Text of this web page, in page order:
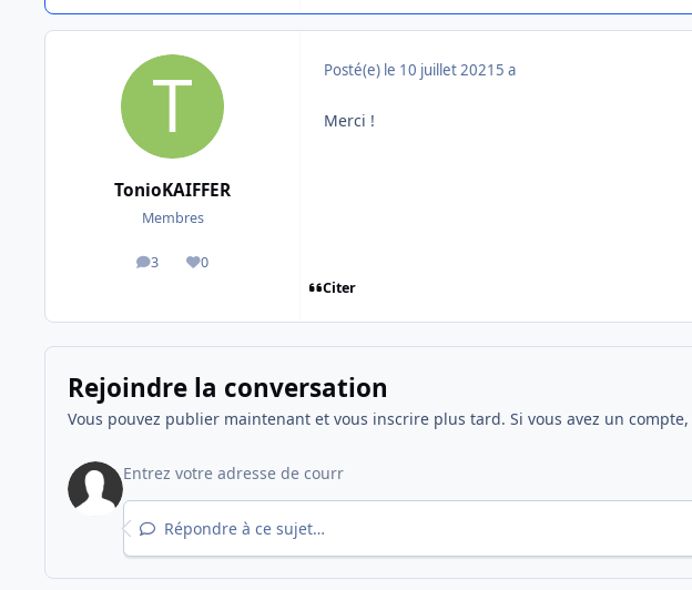
TonioKAIFFER
Membres
3
messages
0
Réputation
Posté(e) le 10 juillet 2021 5 a
Merci !
Citer
Rejoindre la conversation
Vous pouvez publier maintenant et vous inscrire plus tard. Si vous avez un compte,
Répondre à ce sujet…